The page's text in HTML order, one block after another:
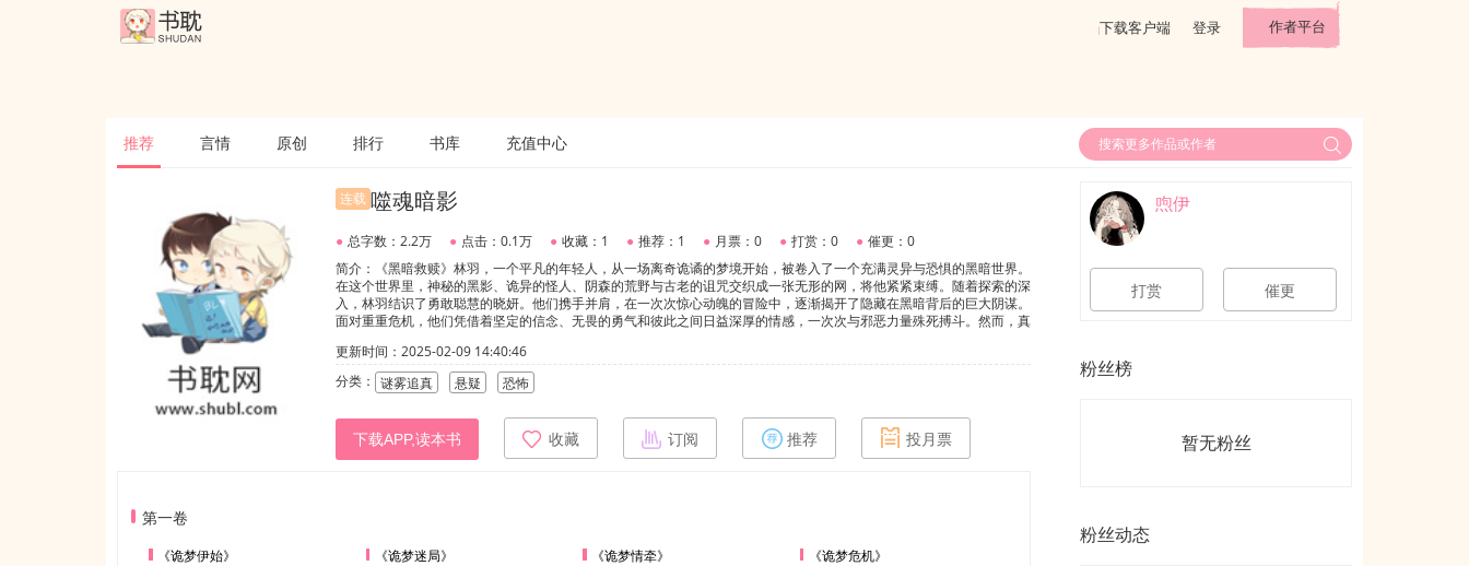
下载客户端 登录 作者平台
推荐 言情 原创 排行 书库 充值中心
连载 噬魂暗影
● 总字数：2.2万 ● 点击：0.1万 ● 收藏：1 ● 推荐：1 ● 月票：0 ● 打赏：0 ● 催更：0
简介：《黑暗救赎》林羽，一个平凡的年轻人，从一场离奇诡谲的梦境开始，被卷入了一个充满灵异与恐惧的黑暗世界。
在这个世界里，神秘的黑影、诡异的怪人、阴森的荒野与古老的诅咒交织成一张无形的网，将他紧紧束缚。随着探索的深
入，林羽结识了勇敢聪慧的晓妍。他们携手并肩，在一次次惊心动魄的冒险中，逐渐揭开了隐藏在黑暗背后的巨大阴谋。
面对重重危机，他们凭借着坚定的信念、无畏的勇气和彼此之间日益深厚的情感，一次次与邪恶力量殊死搏斗。然而，真
咒的世界？
更新时间：2025-02-09 14:40:46
分类： 谜雾追真 悬疑 恐怖
下载APP,读本书 收藏 订阅 推荐 投月票
第一卷
《诡梦伊始》 《诡梦迷局》 《诡梦情牵》 《诡梦危机》
喣伊
打赏 催更
粉丝榜
暂无粉丝
粉丝动态